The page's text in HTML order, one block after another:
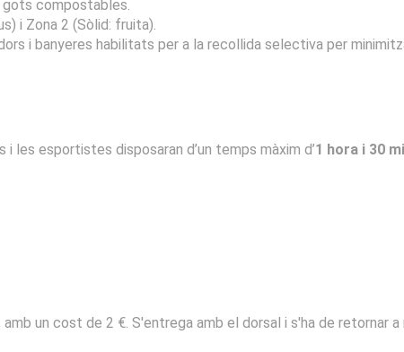
compostables.
i Zona 2 (Sòlid: fruita).
i banyeres habilitats per a la recollida selectiva per
i les esportistes disposaran d’un temps màxim d’1 hora i 30
amb un cost de 2 €. S'entrega amb el dorsal i s'ha de retornar